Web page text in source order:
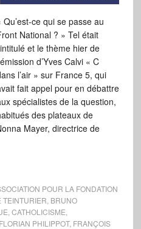
Qu’est-ce qui se passe au
National ? » Tel était
et le thème hier de
d’Yves Calvi « C
l’air » sur France 5, qui
fait appel pour en débattre
spécialistes de la question,
des plateaux de
Mayer, directrice de
POUR LA FONDATION
TEINTURIER BRUNO
CATHOLICISME
FLORIAN PHILIPPOT, FRANÇOIS